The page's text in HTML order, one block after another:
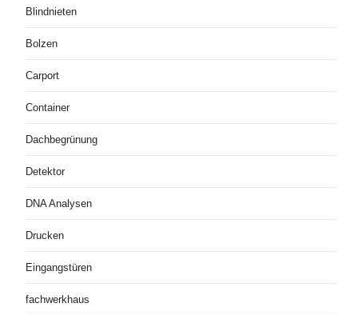
Blindnieten
Bolzen
Carport
Container
Dachbegrünung
Detektor
DNA Analysen
Drucken
Eingangstüren
fachwerkhaus